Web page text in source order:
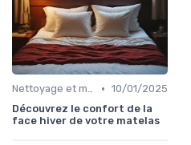
Nettoyage et maintenance • 10/01/2025
Découvrez le confort de la
face hiver de votre matelas